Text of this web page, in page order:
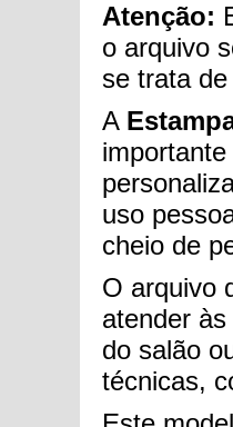
Atenção:
o arquivo
se trata
A
uso
cheio de
O arquivo
atender
do salão
técnicas,